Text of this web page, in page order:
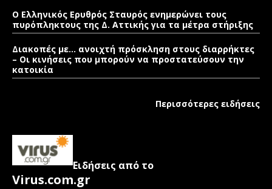
Ο Ελληνικός Ερυθρός Σταυρός ενημερώνει τους
πυρόπληκτους της Δ. Αττικής για τα μέτρα στήριξης
Διακοπές με… ανοιχτή πρόσκληση στους διαρρήκτες
– Οι κινήσεις που μπορούν να προστατεύσουν την
κατοικία
Περισσότερες ειδήσεις
Ειδήσεις από το
Virus.com.gr